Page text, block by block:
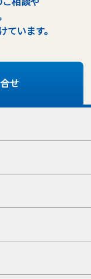
います。
せ